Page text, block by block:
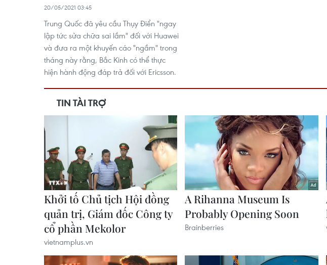
20/05/2021 03:45
Trung Quốc đã yêu cầu Thụy Điển "ngay
lập tức sửa chữa sai lầm" đối với Huawei
và đưa ra một khuyến cáo "ngầm" trong
tháng này rằng, Bắc Kinh có thể thực
hiện hành động đáp trả đối với Ericsson.